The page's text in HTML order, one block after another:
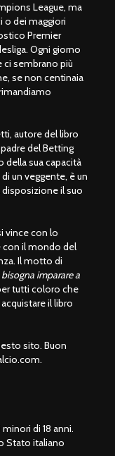
League, ma
o dei maggiori
Premier
Ogni giorno
ci sembrano più
se non centinaia
autore del libro
del Betting
della sua capacità
un veggente, è un
il suo
vince con lo
con il mondo del
Il motto di
imparare a
tutti coloro che
il libro
sito. Buon
di 18 anni.
Stato italiano